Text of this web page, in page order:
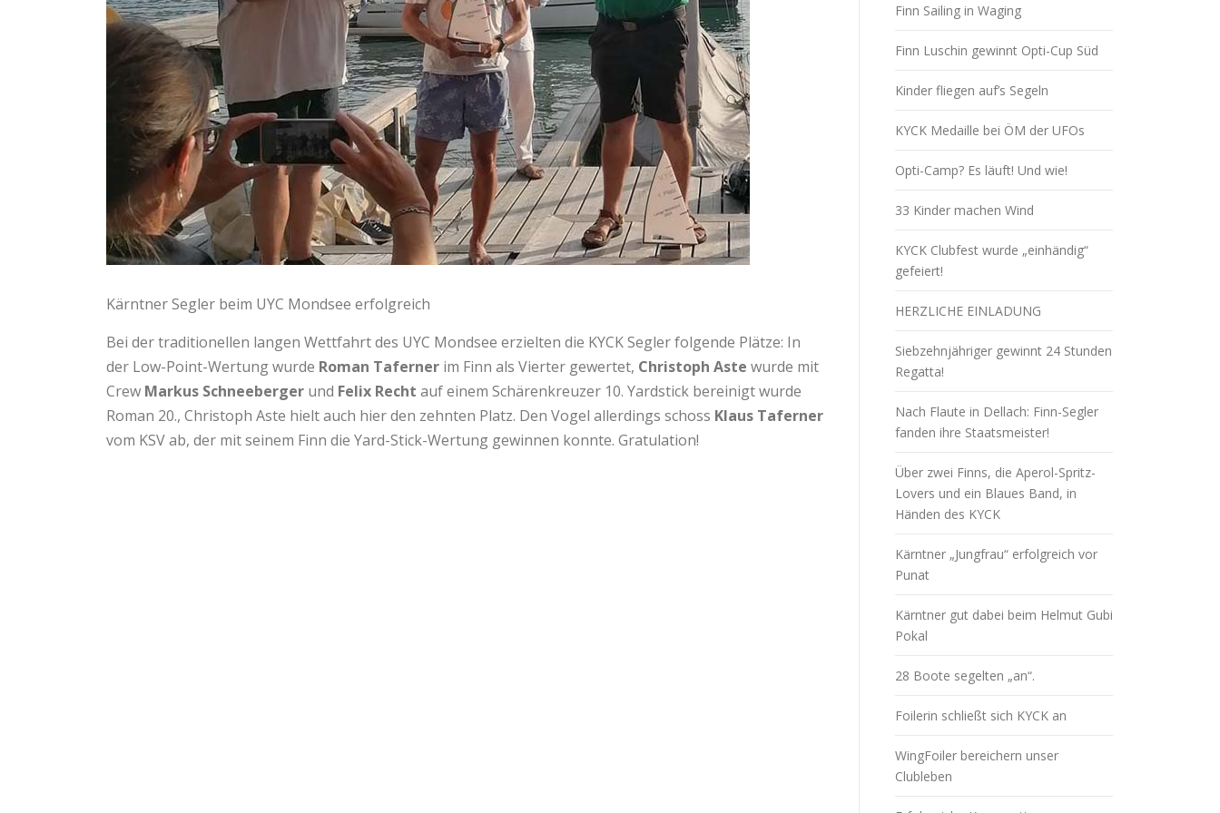
Kärntner Segler beim UYC Mondsee erfolgreich
Bei der traditionellen langen Wettfahrt des UYC Mondsee erzielten die KYCK Segler folgende Plätze: In
der Low-Point-Wertung wurde Roman Taferner im Finn als Vierter gewertet, Christoph Aste wurde mit
Crew Markus Schneeberger und Felix Recht auf einem Schärenkreuzer 10. Yardstick bereinigt wurde
Roman 20., Christoph Aste hielt auch hier den zehnten Platz. Den Vogel allerdings schoss Klaus Taferner
vom KSV ab, der mit seinem Finn die Yard-Stick-Wertung gewinnen konnte. Gratulation!
Finn Sailing in Waging
Finn Luschin gewinnt Opti-Cup Süd
Kinder fliegen auf’s Segeln
KYCK Medaille bei ÖM der UFOs
Opti-Camp? Es läuft! Und wie!
33 Kinder machen Wind
KYCK Clubfest wurde „einhändig“
gefeiert!
HERZLICHE EINLADUNG
Siebzehnjähriger gewinnt 24 Stunden
Regatta!
Nach Flaute in Dellach: Finn-Segler
fanden ihre Staatsmeister!
Über zwei Finns, die Aperol-Spritz-
Lovers und ein Blaues Band, in
Händen des KYCK
Kärntner „Jungfrau“ erfolgreich vor
Punat
Kärntner gut dabei beim Helmut Gubi
Pokal
28 Boote segelten „an“.
Foilerin schließt sich KYCK an
WingFoiler bereichern unser
Clubleben